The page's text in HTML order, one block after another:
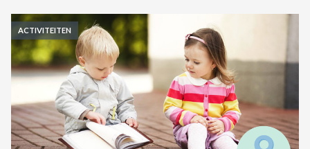
KIND
LIFESTYLE
DOEN MET KINDEREN
SHOPS
ACTIVITEITEN